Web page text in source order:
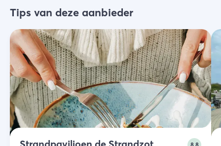
Tips van deze aanbieder